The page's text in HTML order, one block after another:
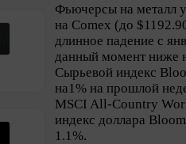
Фьючерсы на металл
на Comex (до
длинное падение с
данный момент ниже
Сырьевой индекс
на1% на прошлой
MSCI All-Country
индекс доллара
1.1%.